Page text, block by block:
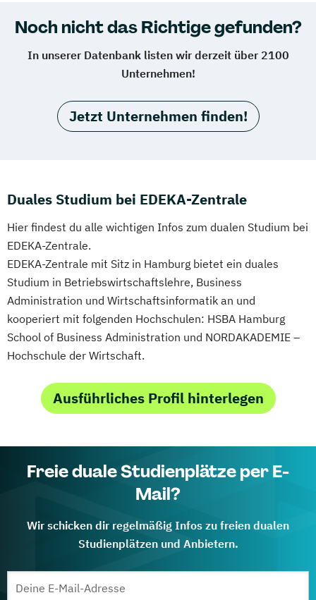
Noch nicht das Richtige gefunden?
In unserer Datenbank listen wir derzeit über 2100
Unternehmen!
Jetzt Unternehmen finden!
Duales Studium bei EDEKA-Zentrale
Hier findest du alle wichtigen Infos zum dualen Studium bei
EDEKA-Zentrale.
EDEKA-Zentrale mit Sitz in Hamburg bietet ein duales
Studium in Betriebswirtschaftslehre, Business
Administration und Wirtschaftsinformatik an und
kooperiert mit folgenden Hochschulen: HSBA Hamburg
School of Business Administration und NORDAKADEMIE –
Hochschule der Wirtschaft.
Ausführliches Profil hinterlegen
Freie duale Studienplätze per E-
Mail?
Wir schicken dir regelmäßig Infos zu freien dualen
Studienplätzen und Anbietern.